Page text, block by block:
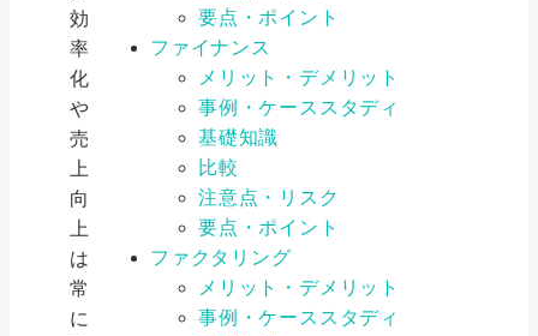
効
率
化
や
売
上
向
上
は
常
に
要点・ポイント
ファイナンス
メリット・デメリット
事例・ケーススタディ
基礎知識
比較
注意点・リスク
要点・ポイント
ファクタリング
メリット・デメリット
事例・ケーススタディ